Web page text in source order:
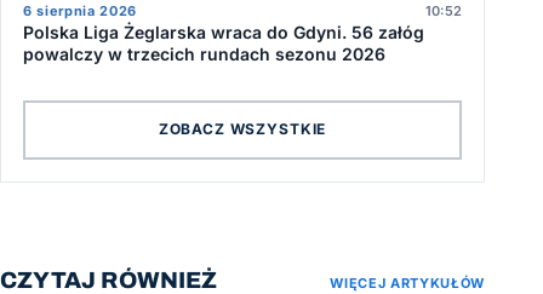
6 sierpnia 2026 10:52
Polska Liga Żeglarska wraca do Gdyni. 56 załóg
powalczy w trzecich rundach sezonu 2026
ZOBACZ WSZYSTKIE
CZYTAJ RÓWNIEŻ WIĘCEJ ARTYKUŁÓW